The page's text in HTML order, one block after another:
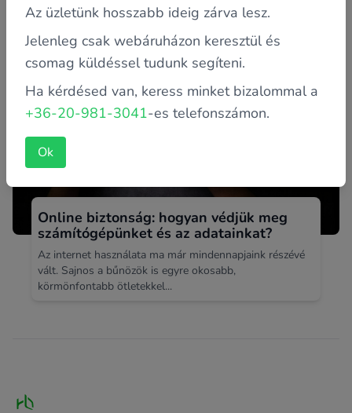
Sok felhasználó ta...
Online biztonság: hogyan védjük meg
számítógépünket és az adatainkat?
Az internet használata ma már mindennapjaink részévé
vált. Sajnos a bűnözök is egyre okosabb,
körmönfontabb ötletekkel...
Az üzletünk hosszabb ideig zárva lesz.
Jelenleg csak webáruházon keresztül és
csomag küldéssel tudunk segíteni.
Ha kérdésed van, keress minket bizalommal a
+36-20-981-3041-es telefonszámon.
Ok